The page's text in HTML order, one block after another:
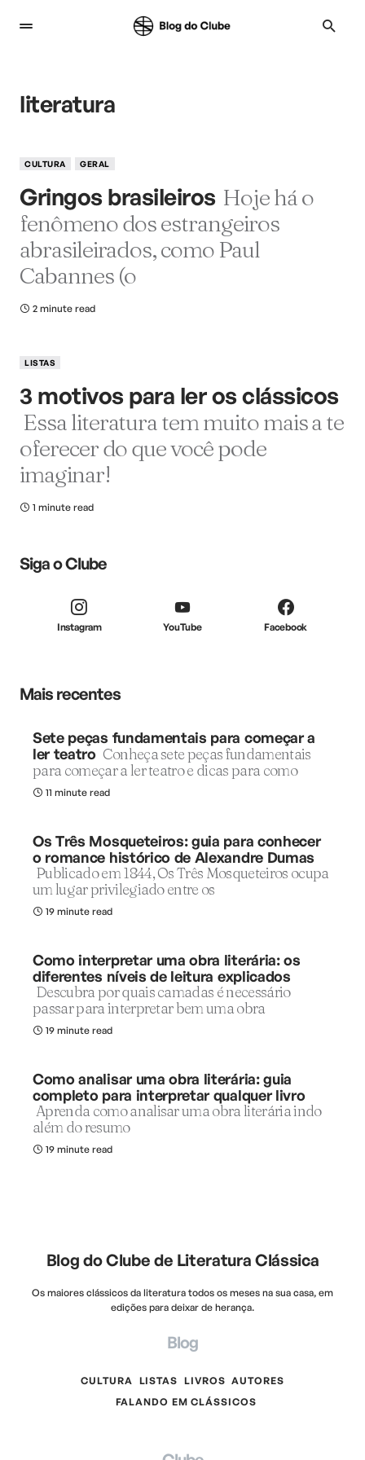
literatura
CULTURA GERAL
Gringos brasileiros Hoje há o
fenômeno dos estrangeiros
abrasileirados, como Paul
Cabannes (o
2 minute read
LISTAS
3 motivos para ler os clássicos
Essa literatura tem muito mais a te
oferecer do que você pode
imaginar!
1 minute read
Siga o Clube
Instagram YouTube Facebook
Mais recentes
Sete peças fundamentais para começar a
ler teatro Conheça sete peças fundamentais
para começar a ler teatro e dicas para como
11 minute read
Os Três Mosqueteiros: guia para conhecer
o romance histórico de Alexandre Dumas
Publicado em 1844, Os Três Mosqueteiros ocupa
um lugar privilegiado entre os
19 minute read
Como interpretar uma obra literária: os
diferentes níveis de leitura explicados
Descubra por quais camadas é necessário
passar para interpretar bem uma obra
19 minute read
Como analisar uma obra literária: guia
completo para interpretar qualquer livro
Aprenda como analisar uma obra literária indo
além do resumo
19 minute read
Blog do Clube de Literatura Clássica
Os maiores clássicos da literatura todos os meses na sua casa, em
edições para deixar de herança.
Blog
CULTURA LISTAS LIVROS AUTORES
FALANDO EM CLÁSSICOS